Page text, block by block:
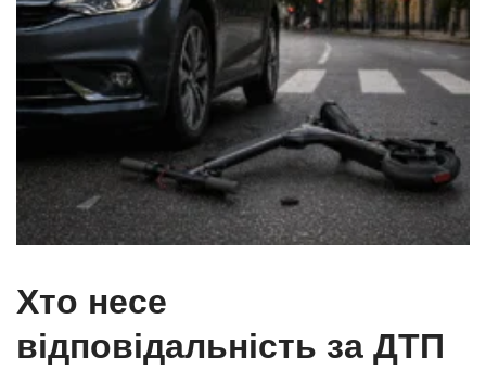
Хто несе
відповідальність за ДТП